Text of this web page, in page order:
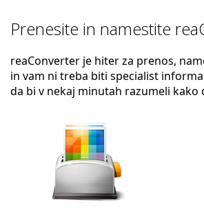
Prenesite in namestite
reaConverter je hiter za prenos,
in vam ni treba biti specialist
da bi v nekaj minutah razumeli kako